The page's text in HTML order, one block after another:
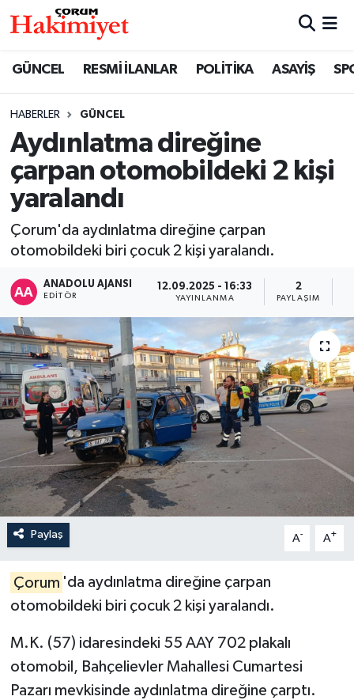
GÜNCEL RESMİ İLANLAR POLİTİKA ASAYİŞ
HABERLER GÜNCEL
Aydınlatma direğine
çarpan otomobildeki 2 kişi
yaralandı
Çorum'da aydınlatma direğine çarpan
otomobildeki biri çocuk 2 kişi yaralandı.
ANADOLU AJANSI
EDITÖR
12.09.2025 - 16:33
YAYINLANMA
2
PAYLAŞIM
Paylaş A- A+
Çorum 'da aydınlatma direğine çarpan
otomobildeki biri çocuk 2 kişi yaralandı.
M.K. (57) idaresindeki 55 AAY 702 plakalı
otomobil, Bahçelievler Mahallesi Cumartesi
Pazarı mevkisinde aydınlatma direğine çarptı.
SAĞLIK
ASAYİŞ
EKONOMİ
AKTÜEL
EĞİTİM
İLÇELER
OTOPARK
TEKNOLOJİ
Nöbetçi Eczaneler
Çorum Namaz Vakitleri
Trafik Durumu
Süper Lig Puan Durumu ve Fikstür
Tüm Manşetler
Son Dakika Haberleri
Haber Arşivi